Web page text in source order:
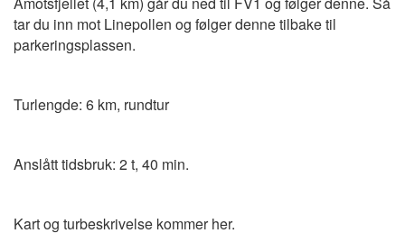
tar du inn mot Linepollen og følger denne tilbake til
parkeringsplassen.
Turlengde: 6 km, rundtur
Anslått tidsbruk: 2 t, 40 min.
Kart og turbeskrivelse kommer her.